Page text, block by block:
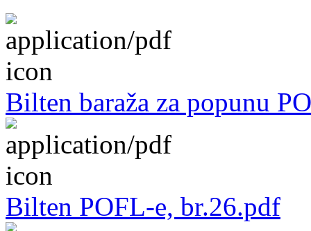
Bilten baraža za popunu
Bilten POFL-e, br.26.pdf